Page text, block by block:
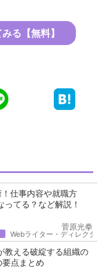
る【無料】
仕事内容や就職方
ってる？など解説！
菅原光拳
Webライター・ディレクタ
教える破綻する組織の
点まとめ